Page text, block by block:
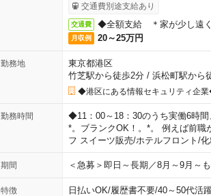
交通費別途支給あり
交通費 ◆全額支給 ＊家が少し遠く
月収例 20～25万円
勤務地
東京都港区
竹芝駅から徒歩2分/ 浜松町駅から
◆港区にある情報セキュリティ企
勤務時間
◆11：00～18：30のうち実働6時
*。ブランクOK！。*。 例えば前職
フ スイーツ販売/ホテルフロント/
期間 ＜急募＞即日～長期／8月～9月～
特徴 日払いOK/履歴書不要/40～50代活